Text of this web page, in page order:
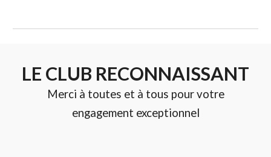
LE CLUB RECONNAISSANT
Merci à toutes et à tous pour votre
engagement exceptionnel